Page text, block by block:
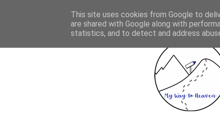
This site uses cookies from Google to
are shared with Google along with
statistics, and to detect and address